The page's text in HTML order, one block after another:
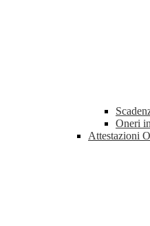
Oneri
Attestazioni